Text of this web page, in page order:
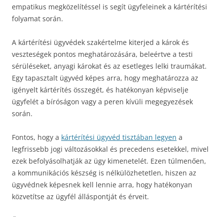
empatikus megközelítéssel is segít ügyfeleinek a kártérítési
folyamat során.
A kártérítési ügyvédek szakértelme kiterjed a károk és
veszteségek pontos meghatározására, beleértve a testi
sérüléseket, anyagi károkat és az esetleges lelki traumákat.
Egy tapasztalt ügyvéd képes arra, hogy meghatározza az
igényelt kártérítés összegét, és hatékonyan képviselje
ügyfelét a bíróságon vagy a peren kívüli megegyezések
során.
Fontos, hogy a kártérítési ügyvéd tisztában legyen a
legfrissebb jogi változásokkal és precedens esetekkel, mivel
ezek befolyásolhatják az ügy kimenetelét. Ezen túlmenően,
a kommunikációs készség is nélkülözhetetlen, hiszen az
ügyvédnek képesnek kell lennie arra, hogy hatékonyan
közvetítse az ügyfél álláspontját és érveit.